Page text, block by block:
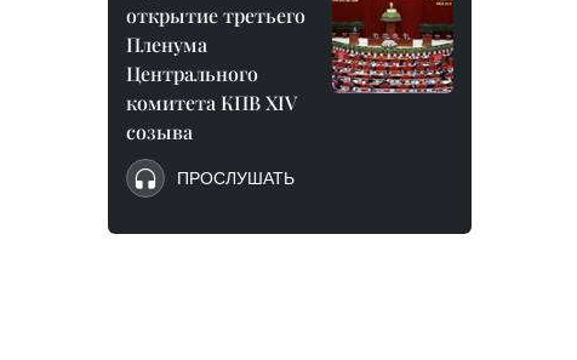
открытие третьего
Пленума
Центрального
комитета КПВ XIV
созыва
ПРОСЛУШАТЬ